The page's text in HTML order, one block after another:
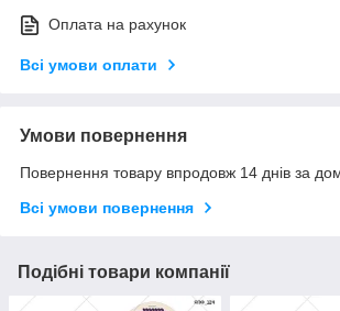
Оплата на рахунок
Всі умови оплати
Умови повернення
Повернення товару впродовж 14 днів за
Всі умови повернення
Подібні товари компанії